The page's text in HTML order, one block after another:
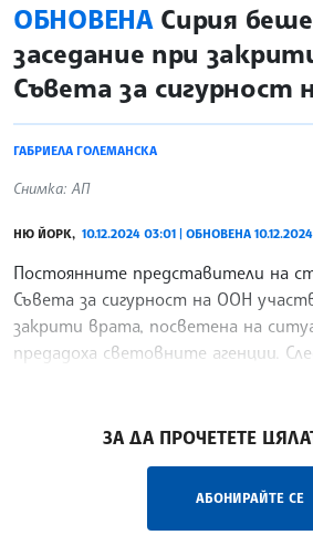
site.bta
ОБНОВЕНАСирия
заседание при
Съвета за сигурност
ГАБРИЕЛА ГОЛЕМАНСКА
Снимка: АП
НЮ ЙОРК, 10.12.2024 03:01 | ОБНОВЕНА
Постоянните представители на
Съвета за сигурност на ООН
закрити врата, посветена на
предадоха световните агенции.
ЗА ДА ПРОЧЕТЕТЕ
АБОНИРАЙТЕ СЕ